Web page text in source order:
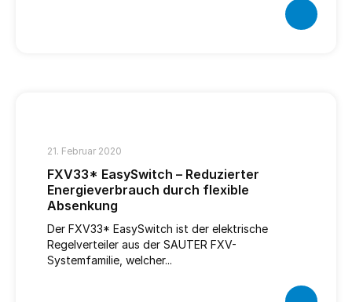
21. Februar 2020
FXV33* EasySwitch – Reduzierter
Energieverbrauch durch flexible
Absenkung
Der FXV33* EasySwitch ist der elektrische
Regelverteiler aus der SAUTER FXV-
Systemfamilie, welcher...